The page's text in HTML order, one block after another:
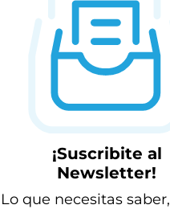
¡Suscribite al
Newsletter!
Lo que necesitas saber,